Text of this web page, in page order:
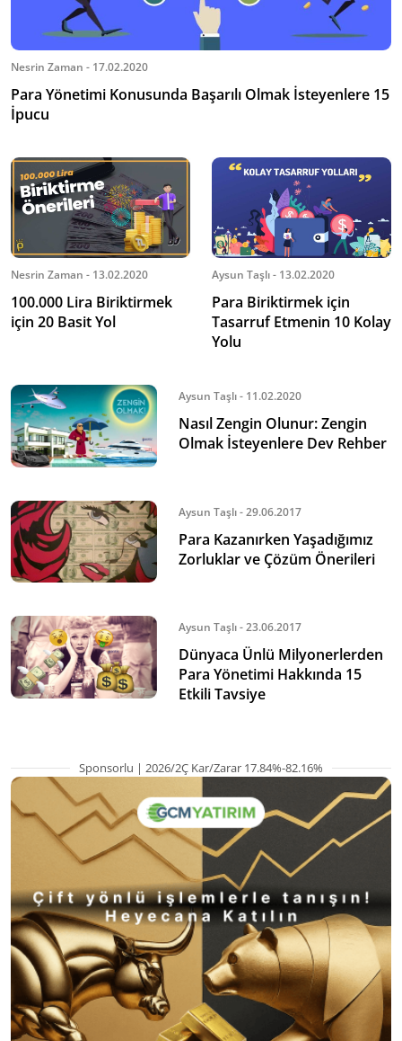
Nesrin Zaman - 17.02.2020
Para Yönetimi Konusunda Başarılı Olmak İsteyenlere 15
İpucu
Nesrin Zaman - 13.02.2020
100.000 Lira Biriktirmek
için 20 Basit Yol
Aysun Taşlı - 13.02.2020
Para Biriktirmek için
Tasarruf Etmenin 10 Kolay
Yolu
Aysun Taşlı - 11.02.2020
Nasıl Zengin Olunur: Zengin
Olmak İsteyenlere Dev Rehber
Aysun Taşlı - 29.06.2017
Para Kazanırken Yaşadığımız
Zorluklar ve Çözüm Önerileri
Aysun Taşlı - 23.06.2017
Dünyaca Ünlü Milyonerlerden
Para Yönetimi Hakkında 15
Etkili Tavsiye
Sponsorlu | 2026/2Ç Kar/Zarar 17.84%-82.16%